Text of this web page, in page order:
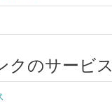
クのサービス